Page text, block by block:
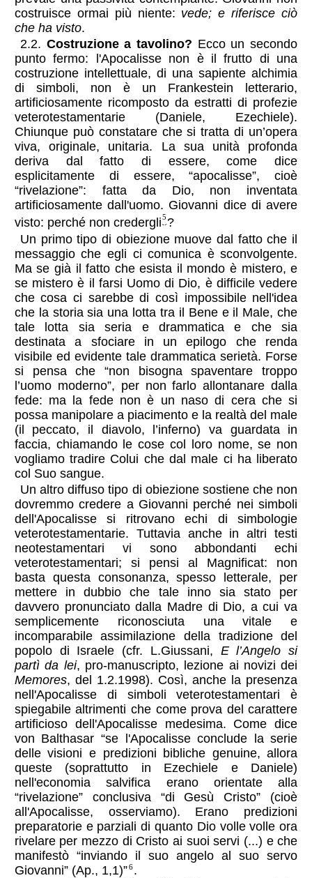
costruisce ormai più niente: vede; e riferisce ciò
che ha visto.
2.2. Costruzione a tavolino? Ecco un secondo
punto fermo: l'Apocalisse non è il frutto di una
costruzione intellettuale, di una sapiente alchimia
di simboli, non è un Frankestein letterario,
artificiosamente ricomposto da estratti di profezie
veterotestamentarie (Daniele, Ezechiele).
Chiunque può constatare che si tratta di un’opera
viva, originale, unitaria. La sua unità profonda
deriva dal fatto di essere, come dice
esplicitamente di essere, “apocalisse”, cioè
“rivelazione”: fatta da Dio, non inventata
artificiosamente dall'uomo. Giovanni dice di avere
visto: perché non credergli5?
Un primo tipo di obiezione muove dal fatto che il
messaggio che egli ci comunica è sconvolgente.
Ma se già il fatto che esista il mondo è mistero, e
se mistero è il farsi Uomo di Dio, è difficile vedere
che cosa ci sarebbe di così impossibile nell'idea
che la storia sia una lotta tra il Bene e il Male, che
tale lotta sia seria e drammatica e che sia
destinata a sfociare in un epilogo che renda
visibile ed evidente tale drammatica serietà. Forse
si pensa che “non bisogna spaventare troppo
l’uomo moderno”, per non farlo allontanare dalla
fede: ma la fede non è un naso di cera che si
possa manipolare a piacimento e la realtà del male
(il peccato, il diavolo, l’inferno) va guardata in
faccia, chiamando le cose col loro nome, se non
vogliamo tradire Colui che dal male ci ha liberato
col Suo sangue.
Un altro diffuso tipo di obiezione sostiene che non
dovremmo credere a Giovanni perché nei simboli
dell'Apocalisse si ritrovano echi di simbologie
veterotestamentarie. Tuttavia anche in altri testi
neotestamentari vi sono abbondanti echi
veterotestamentari; si pensi al Magnificat: non
basta questa consonanza, spesso letterale, per
mettere in dubbio che tale inno sia stato per
davvero pronunciato dalla Madre di Dio, a cui va
semplicemente riconosciuta una vitale e
incomparabile assimilazione della tradizione del
popolo di Israele (cfr. L.Giussani, E l’Angelo si
partì da lei, pro-manuscripto, lezione ai novizi dei
Memores, del 1.2.1998). Così, anche la presenza
nell'Apocalisse di simboli veterotestamentari è
spiegabile altrimenti che come prova del carattere
artificioso dell'Apocalisse medesima. Come dice
von Balthasar “se l'Apocalisse conclude la serie
delle visioni e predizioni bibliche genuine, allora
queste (soprattutto in Ezechiele e Daniele)
nell'economia salvifica erano orientate alla
“rivelazione” conclusiva “di Gesù Cristo” (cioè
all'Apocalisse, osserviamo). Erano predizioni
preparatorie e parziali di quanto Dio volle volle ora
rivelare per mezzo di Cristo ai suoi servi (...) e che
manifestò “inviando il suo angelo al suo servo
Giovanni” (Ap., 1,1)”6 .